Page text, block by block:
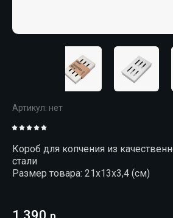
Артикул: нет
Короб для копчения из
стали
Размер товара: 21х13х3,4 (см)